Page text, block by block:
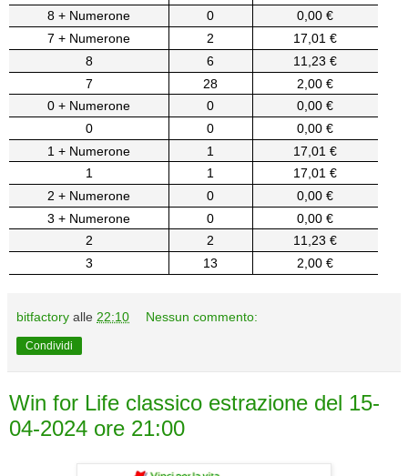
8 + Numerone
0
0,00 €
7 + Numerone
2
17,01 €
8
6
11,23 €
7
28
2,00 €
0 + Numerone
0
0,00 €
0
0
0,00 €
1 + Numerone
1
17,01 €
1
1
17,01 €
2 + Numerone
0
0,00 €
3 + Numerone
0
0,00 €
2
2
11,23 €
3
13 2,00 €
bitfactory alle 22:10 Nessun commento:
Condividi
Win for Life classico estrazione del 15-
04-2024 ore 21:00